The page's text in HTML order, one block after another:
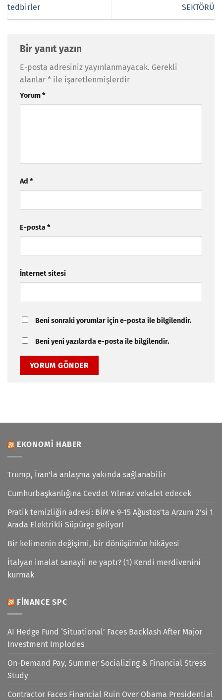
tedbirler
SEKTÖRÜ
Bir yanıt yazın
E-posta adresiniz yayınlanmayacak. Gerekli
alanlar * ile işaretlenmişlerdir
Yorum*
Ad *
E-posta*
İnternet sitesi
Beni sonraki yorumlar için e-posta ile bilgilendir.
Beni yeni yazılarda e-posta ile bilgilendir.
EKONOMI HABER
Trump, İran'la anlaşma yakında sağlanabilir
Cumhurbaşkanlığına Cevdet Yılmaz vekalet edecek
Pratik temizliğin adresi: BİM’e 9-15 Ağustos’ta Arzum 2’si 1
Arada Elektrikli Süpürge geliyor!
Bir kelimenin değişimi, bir dönüşümün hikâyesi
İtalyan imalat sanayii ne yaptı? (1) Kendi merdivenini
kurmak
FINANCE SPC
AI Hedge Fund ‘Situational’ Faces Backlash After Major
Investment Implodes
On-Demand Pay, Summer Socializing & Financial Stress
Study
Contractor Faces Financial Ruin Over Obama Presidential